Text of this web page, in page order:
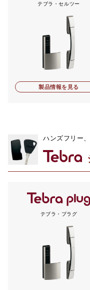
テブラ・セルツー
製品情報を見る
ハンズフリー
テブラ・プラグ